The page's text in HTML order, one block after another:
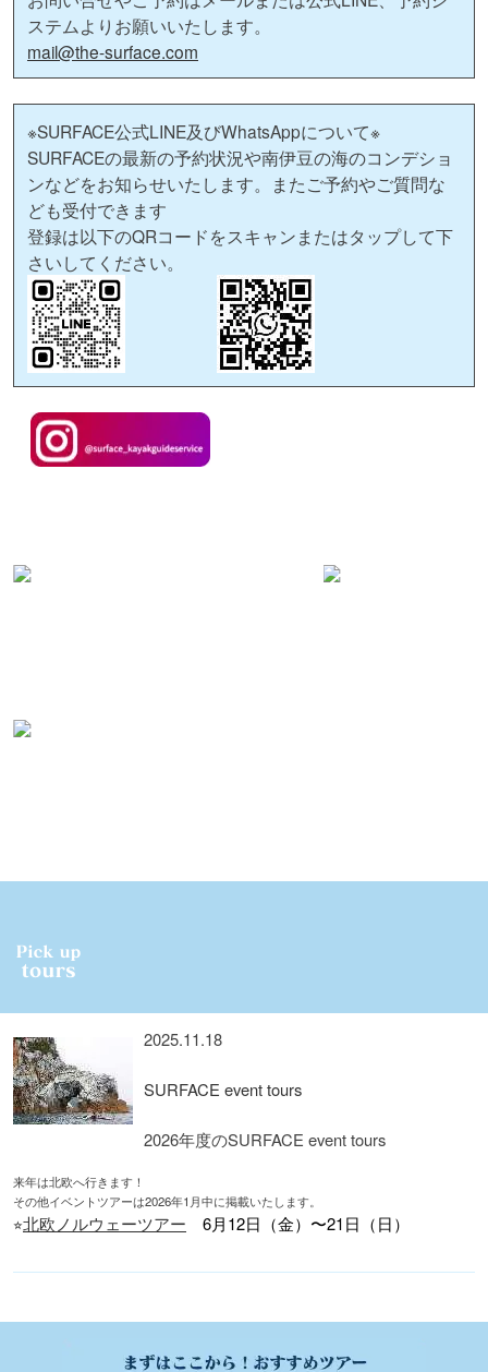
ステムよりお願いいたします。
mail@the-surface.com
※SURFACE公式LINE及びWhatsAppについて※
SURFACEの最新の予約状況や南伊豆の海のコンデショ
ンなどをお知らせいたします。またご予約やご質問な
ども受付できます
登録は以下のQRコードをスキャンまたはタップして下
さいしてください。
2025.11.18
SURFACE event tours
2026年度のSURFACE event tours
来年は北欧へ行きます！
その他イベントツアーは2026年1月中に掲載いたします。
⭐︎北欧ノルウェーツアー 6月12日（金）〜21日（日）